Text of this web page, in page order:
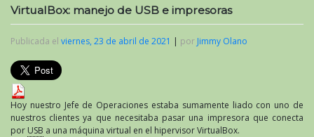
VirtualBox: manejo de USB e impresoras
Publicada el viernes, 23 de abril de 2021 | por Jimmy Olano
Hoy nuestro Jefe de Operaciones estaba sumamente liado con uno de
nuestros clientes ya que necesitaba pasar una impresora que conecta
por USB a una máquina virtual en el hipervisor VirtualBox.